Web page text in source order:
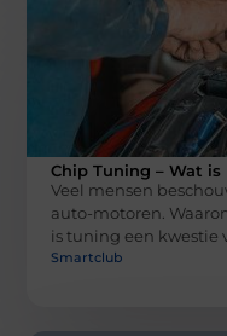
Chip Tuning – Wat is
Veel mensen
auto-motoren.
is tuning een kwestie
Smartclub